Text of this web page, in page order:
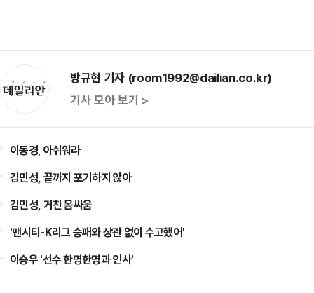
방규현 기자 (room1992@dailian.co.kr)
기사 모아 보기 >
이동경, 아쉬워라
김민성, 끝까지 포기하지 않아
김민성, 거친 몸싸움
'맨시티-K리그 승패와 상관 없이 수고했어'
이승우 '선수 한명한명과 인사'